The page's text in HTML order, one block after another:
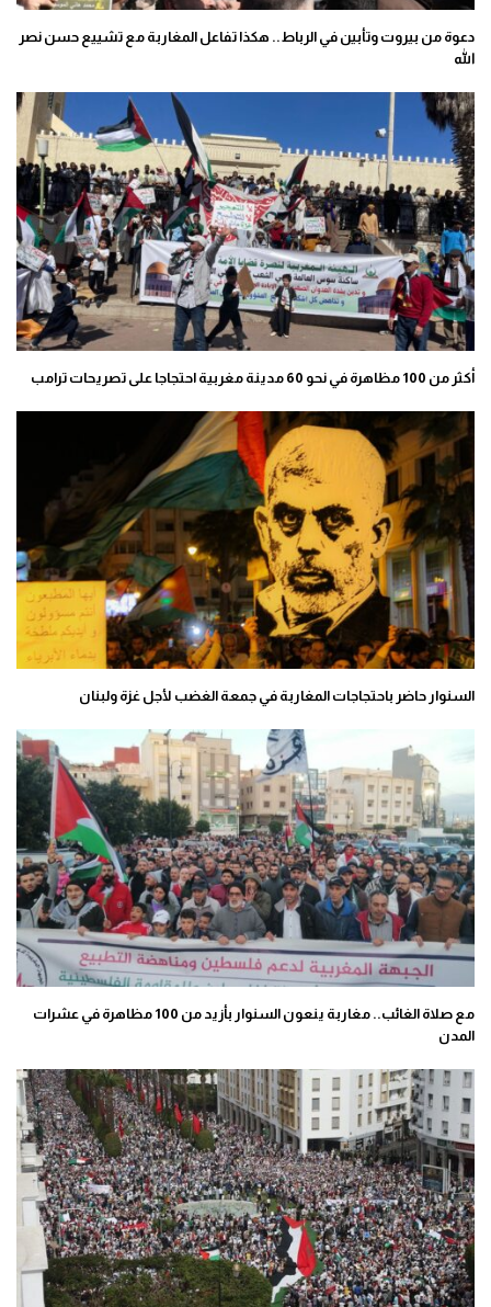
دعوة من بيروت وتأبين في الرباط.. هكذا تفاعل المغاربة مع تشييع حسن نصر
الله
أكثر من 100 مظاهرة في نحو 60 مدينة مغربية احتجاجا على تصريحات ترامب
السنوار حاضر باحتجاجات المغاربة في جمعة الغضب لأجل غزة ولبنان
مع صلاة الغائب.. مغاربة ينعون السنوار بأزيد من 100 مظاهرة في عشرات
المدن